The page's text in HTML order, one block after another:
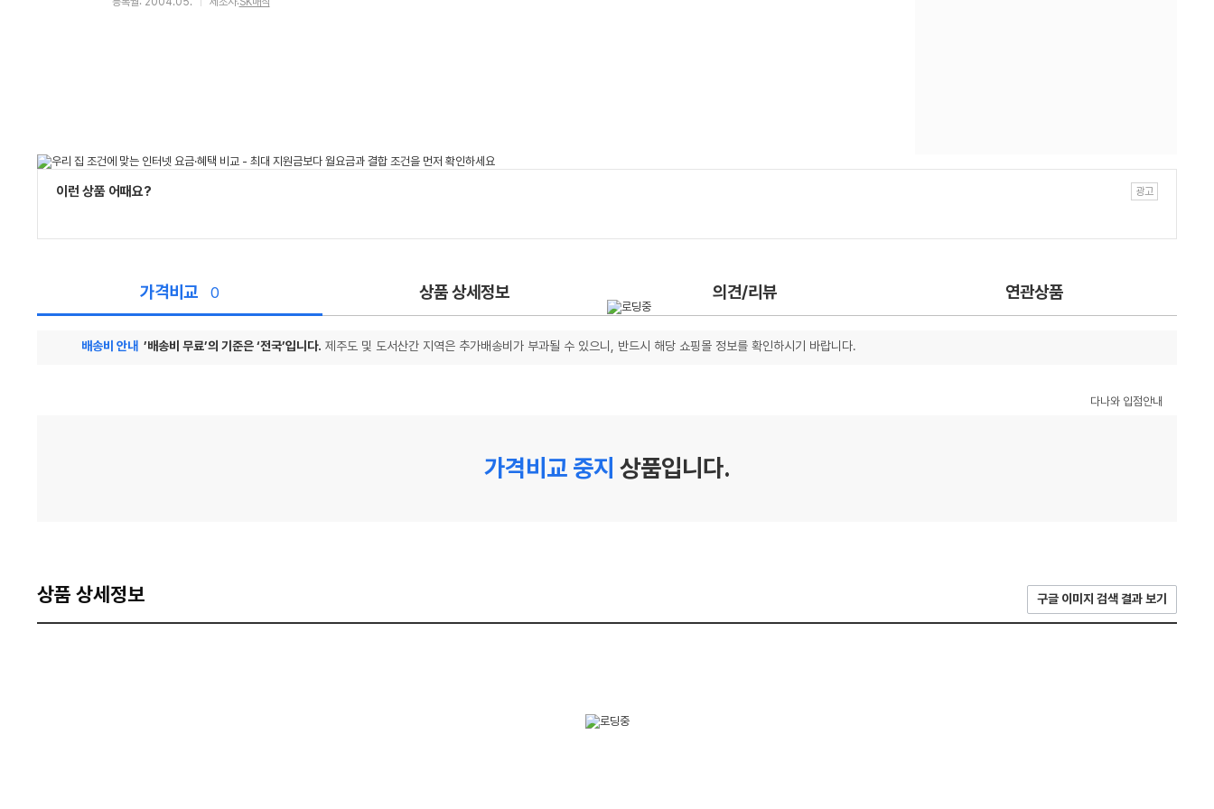
이런 상품 어때요?
가격비교 0 상품 상세정보 의견/리뷰 연관상품
배송비 안내 ’배송비 무료’의 기준은 ‘전국’입니다. 제주도 및 도서산간 지역은 추가배송비가 부과될 수 있으니, 반드시 해당 쇼핑몰 정보를 확인하시기 바랍니다.
다나와 입점안내
가격비교 중지 상품입니다.
상품 상세정보 구글 이미지 검색 결과 보기